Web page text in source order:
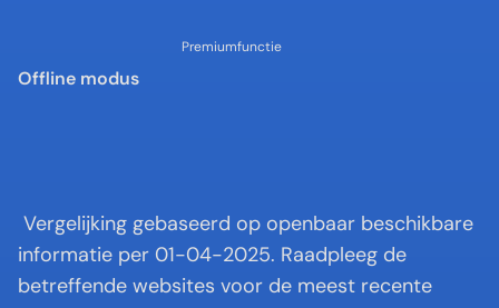
Premiumfunctie
Offline modus
informatie per 01-04-2025. Raadpleeg de
betreffende websites voor de meest recente